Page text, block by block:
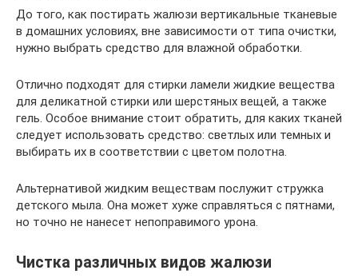
До того, как постирать жалюзи вертикальные тканевые
в домашних условиях, вне зависимости от типа очистки,
нужно выбрать средство для влажной обработки.
Отлично подходят для стирки ламели жидкие вещества
для деликатной стирки или шерстяных вещей, а также
гель. Особое внимание стоит обратить, для каких тканей
следует использовать средство: светлых или темных и
выбирать их в соответствии с цветом полотна.
Альтернативой жидким веществам послужит стружка
детского мыла. Она может хуже справляться с пятнами,
но точно не нанесет непоправимого урона.
Чистка различных видов жалюзи